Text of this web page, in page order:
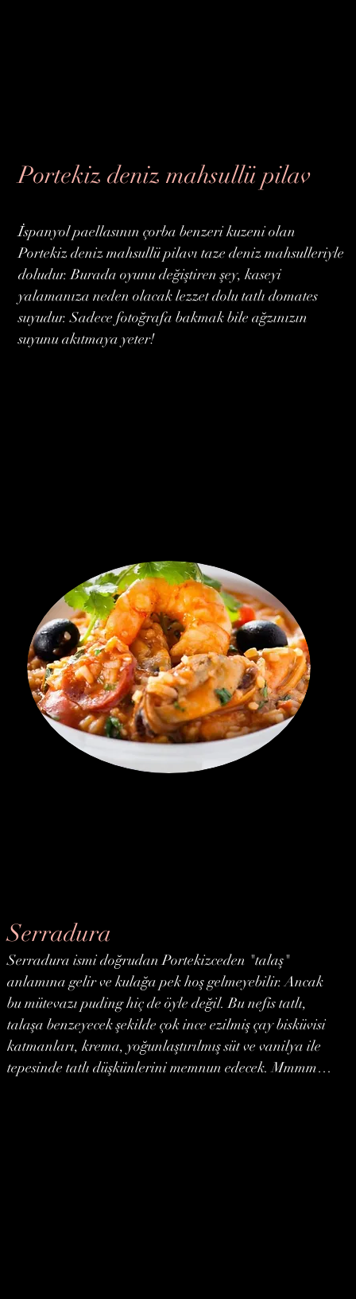
Portekiz deniz mahsullü pilav
İspanyol paellasının çorba benzeri kuzeni olan
Portekiz deniz mahsullü pilavı taze deniz mahsulleriyle
doludur. Burada oyunu değiştiren şey, kaseyi
yalamanıza neden olacak lezzet dolu tatlı domates
suyudur. Sadece fotoğrafa bakmak bile ağzınızın
suyunu akıtmaya yeter!
Serradura
Serradura ismi doğrudan Portekizceden "talaş"
anlamına gelir ve kulağa pek hoş gelmeyebilir. Ancak
bu mütevazı puding hiç de öyle değil. Bu nefis tatlı,
talaşa benzeyecek şekilde çok ince ezilmiş çay bisküvisi
katmanları, krema, yoğunlaştırılmış süt ve vanilya ile
tepesinde tatlı düşkünlerini memnun edecek. Mmmm…